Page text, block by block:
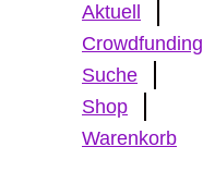
Aktuell
Crowdfunding
Suche
Shop
Warenkorb